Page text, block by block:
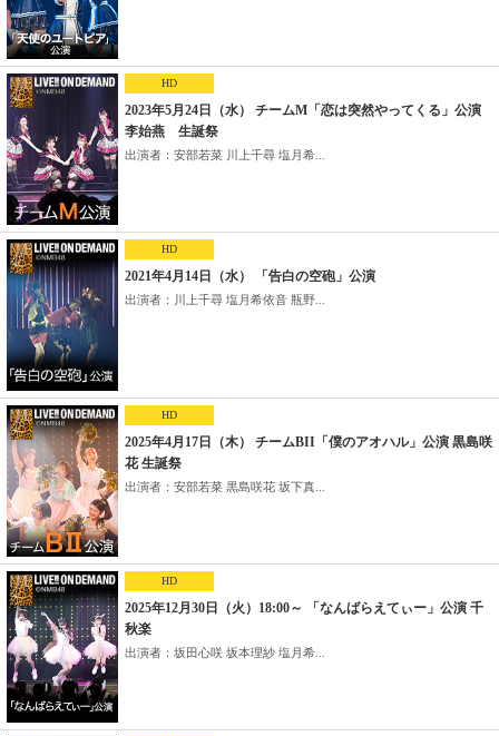
HD
2023年5月24日（水） チームM「恋は突然やってくる」公演
李始燕 生誕祭
出演者：安部若菜 川上千尋 塩月希...
HD
2021年4月14日（水） 「告白の空砲」公演
出演者：川上千尋 塩月希依音 瓶野...
HD
2025年4月17日（木） チームBII「僕のアオハル」公演 黒島咲
花 生誕祭
出演者：安部若菜 黒島咲花 坂下真...
HD
2025年12月30日（火）18:00～ 「なんばらえてぃー」公演 千
秋楽
出演者：坂田心咲 坂本理紗 塩月希...